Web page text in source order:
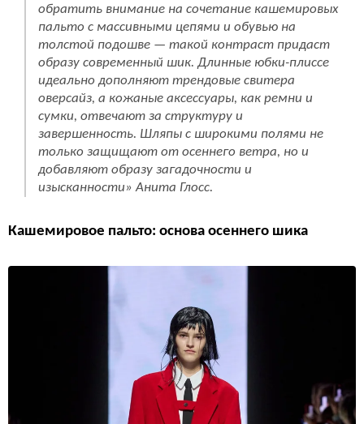
обратить внимание на сочетание кашемировых
пальто с массивными цепями и обувью на
толстой подошве — такой контраст придаст
образу современный шик. Длинные юбки-плиссе
идеально дополняют трендовые свитера
оверсайз, а кожаные аксессуары, как ремни и
сумки, отвечают за структуру и
завершенность. Шляпы с широкими полями не
только защищают от осеннего ветра, но и
добавляют образу загадочности и
изысканности» Анита Глосс.
Кашемировое пальто: основа осеннего шика